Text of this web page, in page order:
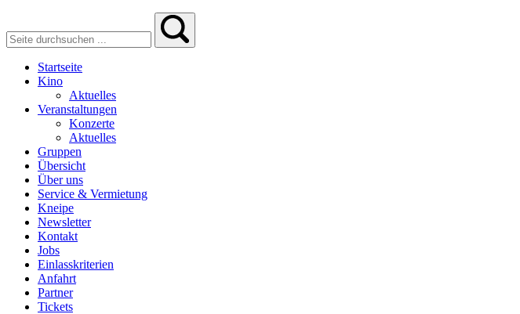
Startseite
Kino
Aktuelles
Veranstaltungen
Konzerte
Aktuelles
Gruppen
Übersicht
Über uns
Service & Vermietung
Kneipe
Newsletter
Kontakt
Jobs
Einlasskriterien
Anfahrt
Partner
Tickets